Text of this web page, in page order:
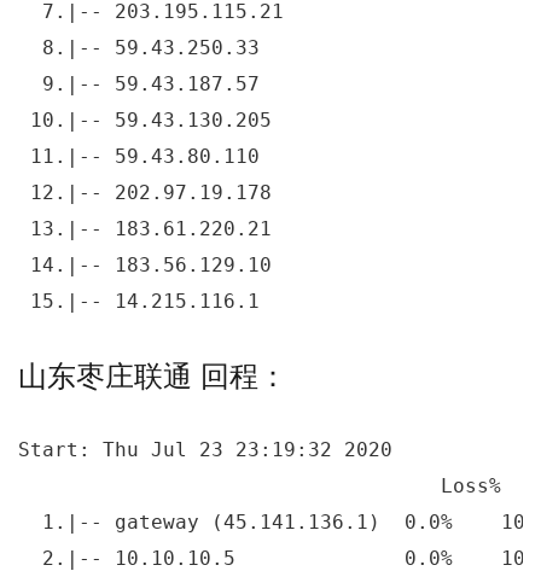
7.|-- 203.195.115.21
8.|-- 59.43.250.33
9.|-- 59.43.187.57
10.|-- 59.43.130.205
11.|-- 59.43.80.110
12.|-- 202.97.19.178
13.|-- 183.61.220.21
14.|-- 183.56.129.10
15.|-- 14.215.116.1
山东枣庄联通 回程：
Start: Thu Jul 23 23:19:32 2020
Loss%
1.|-- gateway (45.141.136.1)  0.0%    10
2.|-- 10.10.10.5              0.0%    10